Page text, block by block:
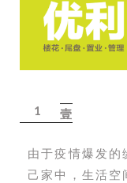
1 壹
由于疫情爆发的
己家中，生活空